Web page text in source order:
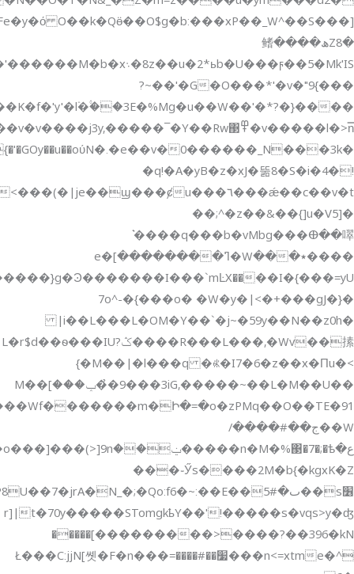
�v�����l�>n̿߾OF��v�v����j3y,�����¯�Y��Rw΃�[wU��7��C�ș�<�I���݌T̪y���R�`��+�����������ZZu�ξ�qr�]EO�cs�[�^��=�Vۯ���_p�������S��T�ߜ���W}
ع�n�M�%΃�7�;�ѣ�����ݔ��L�����s����k��:��1~���F��*�ʼz��x�~5�x�8�By��8~2;G+����>��������Ѹ�o���]���(>]9n�������'��<ݕ�o�Y}